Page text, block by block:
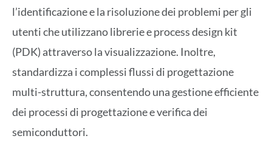
l’identificazione e la risoluzione dei problemi per gli
utenti che utilizzano librerie e process design kit
(PDK) attraverso la visualizzazione. Inoltre,
standardizza i complessi flussi di progettazione
multi-struttura, consentendo una gestione efficiente
dei processi di progettazione e verifica dei
semiconduttori.